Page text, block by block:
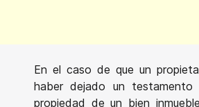
En el caso de que un
haber dejado un testamento
propiedad de un bien